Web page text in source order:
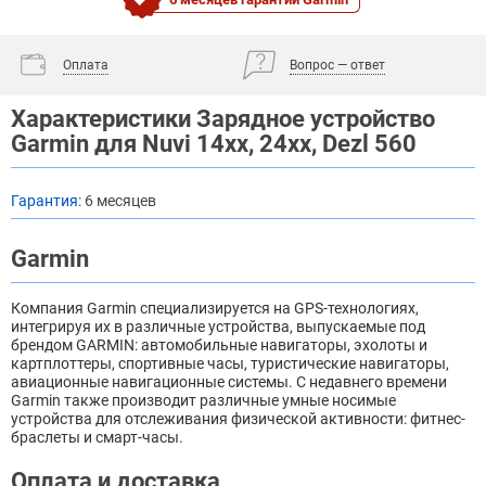
Оплата Вопрос — ответ
Характеристики Зарядное устройство
Garmin для Nuvi 14xx, 24xx, Dezl 560
Гарантия: 6 месяцев
Garmin
Компания Garmin специализируется на GPS-технологиях,
интегрируя их в различные устройства, выпускаемые под
брендом GARMIN: автомобильные навигаторы, эхолоты и
картплоттеры, спортивные часы, туристические навигаторы,
авиационные навигационные системы. С недавнего времени
Garmin также производит различные умные носимые
устройства для отслеживания физической активности: фитнес-
браслеты и смарт-часы.